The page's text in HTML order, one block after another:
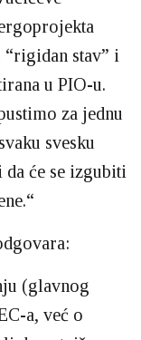
“rigidan stav” i
u PIO-u.
za jednu
svesku
će se izgubiti
(glavnog
a, već o